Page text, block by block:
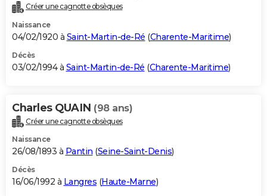
Créer une cagnotte obsèques
Naissance
04/02/1920 à Saint-Martin-de-Ré (Charente-Maritime)
Décès
03/02/1994 à Saint-Martin-de-Ré (Charente-Maritime)
Charles QUAIN (98 ans)
Créer une cagnotte obsèques
Naissance
26/08/1893 à Pantin (Seine-Saint-Denis)
Décès
16/06/1992 à Langres (Haute-Marne)